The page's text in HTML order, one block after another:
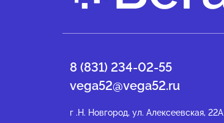
8 (831) 234-02-55
vega52@vega52.ru
г .Н. Новгород, ул. Алексеевская, 22А